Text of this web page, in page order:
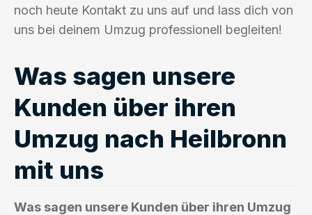
noch heute Kontakt zu uns auf und lass dich von
uns bei deinem Umzug professionell begleiten!
Was sagen unsere
Kunden über ihren
Umzug nach Heilbronn
mit uns
Was sagen unsere Kunden über ihren Umzug